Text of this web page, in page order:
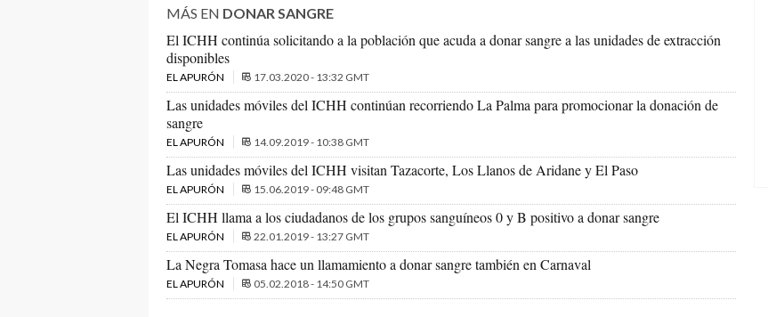
MÁS EN DONAR SANGRE
El ICHH continúa solicitando a la población que acuda a donar sangre a las unidades de extracción
disponibles
EL APURÓN 17.03.2020 - 13:32 GMT
Las unidades móviles del ICHH continúan recorriendo La Palma para promocionar la donación de
sangre
EL APURÓN 14.09.2019 - 10:38 GMT
Las unidades móviles del ICHH visitan Tazacorte, Los Llanos de Aridane y El Paso
EL APURÓN 15.06.2019 - 09:48 GMT
El ICHH llama a los ciudadanos de los grupos sanguíneos 0 y B positivo a donar sangre
EL APURÓN 22.01.2019 - 13:27 GMT
La Negra Tomasa hace un llamamiento a donar sangre también en Carnaval
EL APURÓN 05.02.2018 - 14:50 GMT